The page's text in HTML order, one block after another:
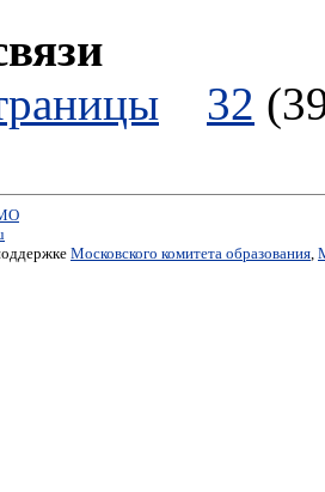
32
Московского комитета образования,